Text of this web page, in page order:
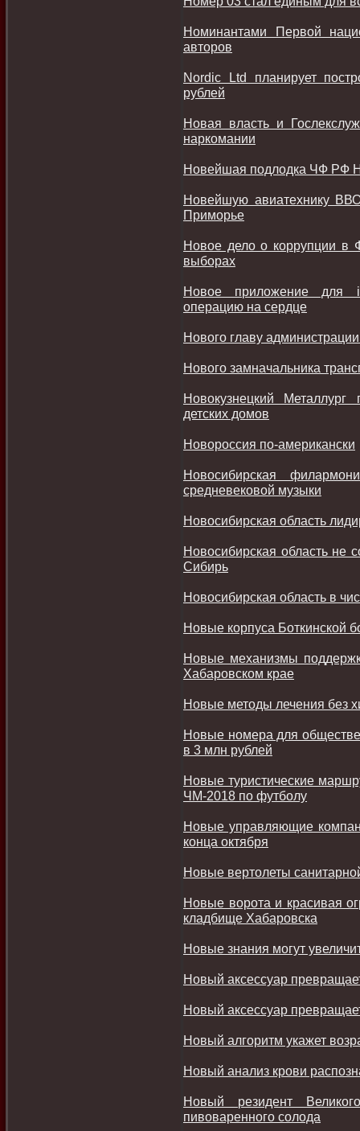
Номинантами Первой
авторов
Nordic Ltd планирует
рублей
Новая власть и
наркомании
Новейшая подлодка ЧФ РФ
Новейшую авиатехнику
Приморье
Новое дело о коррупции в
выборах
Новое приложение для
операцию на сердце
Нового главу
Нового замначальника
Новокузнецкий
детских домов
Новороссия по-американски
Новосибирская
средневековой музыки
Новосибирская область
Новосибирская область не
Сибирь
Новосибирская область в
Новые корпуса Боткинской
Новые механизмы
Хабаровском крае
Новые методы лечения без
Новые номера для
в 3 млн рублей
Новые туристические
ЧМ-2018 по футболу
Новые управляющие
конца октября
Новые вертолеты
Новые ворота и красивая
кладбище Хабаровска
Новые знания могут
Новый аксессуар
Новый аксессуар
Новый алгоритм укажет
Новый анализ крови
Новый резидент
пивоваренного солода